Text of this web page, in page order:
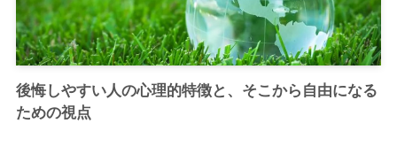
後悔しやすい人の心理的特徴と、そこから自由になる
ための視点